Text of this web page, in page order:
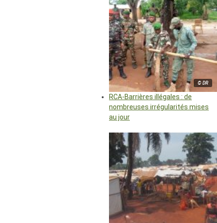
© DR
RCA-Barrières illégales : de
nombreuses irrégularités mises
au jour